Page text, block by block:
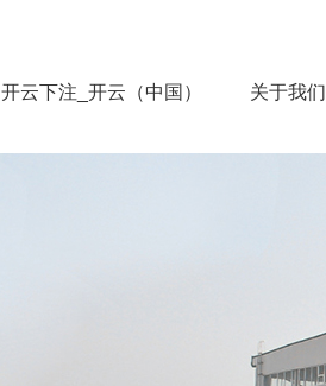
开云下注_开云（中国） 关于我们